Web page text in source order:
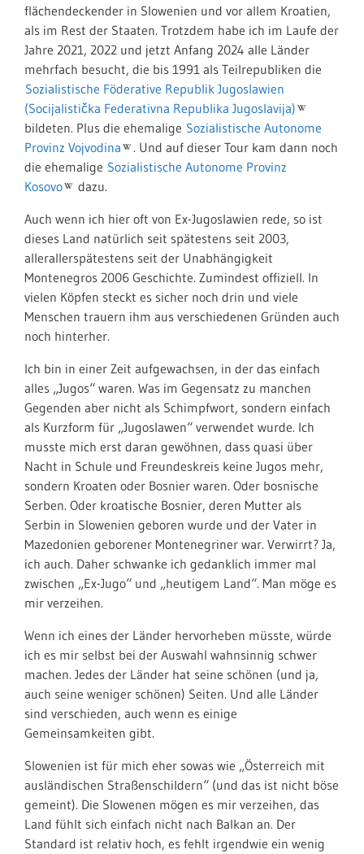
flächendeckender in Slowenien und vor allem Kroatien,
als im Rest der Staaten. Trotzdem habe ich im Laufe der
Jahre 2021, 2022 und jetzt Anfang 2024 alle Länder
mehrfach besucht, die bis 1991 als Teilrepubliken die
Sozialistische Föderative Republik Jugoslawien
(Socijalistička Federativna Republika Jugoslavija)
bildeten. Plus die ehemalige Sozialistische Autonome
Provinz Vojvodina
. Und auf dieser Tour kam dann noch
die ehemalige Sozialistische Autonome Provinz
Kosovo
dazu.
Auch wenn ich hier oft von Ex-Jugoslawien rede, so ist
dieses Land natürlich seit spätestens seit 2003,
allerallerspätestens seit der Unabhängigkeit
Montenegros 2006 Geschichte. Zumindest offiziell. In
vielen Köpfen steckt es sicher noch drin und viele
Menschen trauern ihm aus verschiedenen Gründen auch
noch hinterher.
Ich bin in einer Zeit aufgewachsen, in der das einfach
alles „Jugos“ waren. Was im Gegensatz zu manchen
Gegenden aber nicht als Schimpfwort, sondern einfach
als Kurzform für „Jugoslawen“ verwendet wurde. Ich
musste mich erst daran gewöhnen, dass quasi über
Nacht in Schule und Freundeskreis keine Jugos mehr,
sondern Kroaten oder Bosnier waren. Oder bosnische
Serben. Oder kroatische Bosnier, deren Mutter als
Serbin in Slowenien geboren wurde und der Vater in
Mazedonien geborener Montenegriner war. Verwirrt? Ja,
ich auch. Daher schwanke ich gedanklich immer mal
zwischen „Ex-Jugo“ und „heutigem Land“. Man möge es
mir verzeihen.
Wenn ich eines der Länder hervorheben müsste, würde
ich es mir selbst bei der Auswahl wahnsinnig schwer
machen. Jedes der Länder hat seine schönen (und ja,
auch seine weniger schönen) Seiten. Und alle Länder
sind verschieden, auch wenn es einige
Gemeinsamkeiten gibt.
Slowenien ist für mich eher sowas wie „Österreich mit
ausländischen Straßenschildern“ (und das ist nicht böse
gemeint). Die Slowenen mögen es mir verzeihen, das
Land fühlt sich einfach nicht nach Balkan an. Der
Standard ist relativ hoch, es fehlt irgendwie ein wenig